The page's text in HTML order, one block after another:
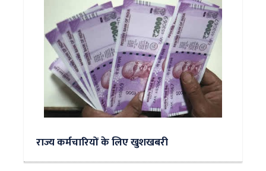
राज्य कर्मचारियों के लिए खुशखबरी